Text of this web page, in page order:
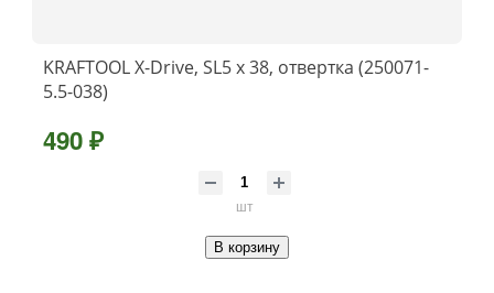
KRAFTOOL Х-Drive, SL5 x 38, отвертка (250071-
5.5-038)
490 ₽
шт
В корзину